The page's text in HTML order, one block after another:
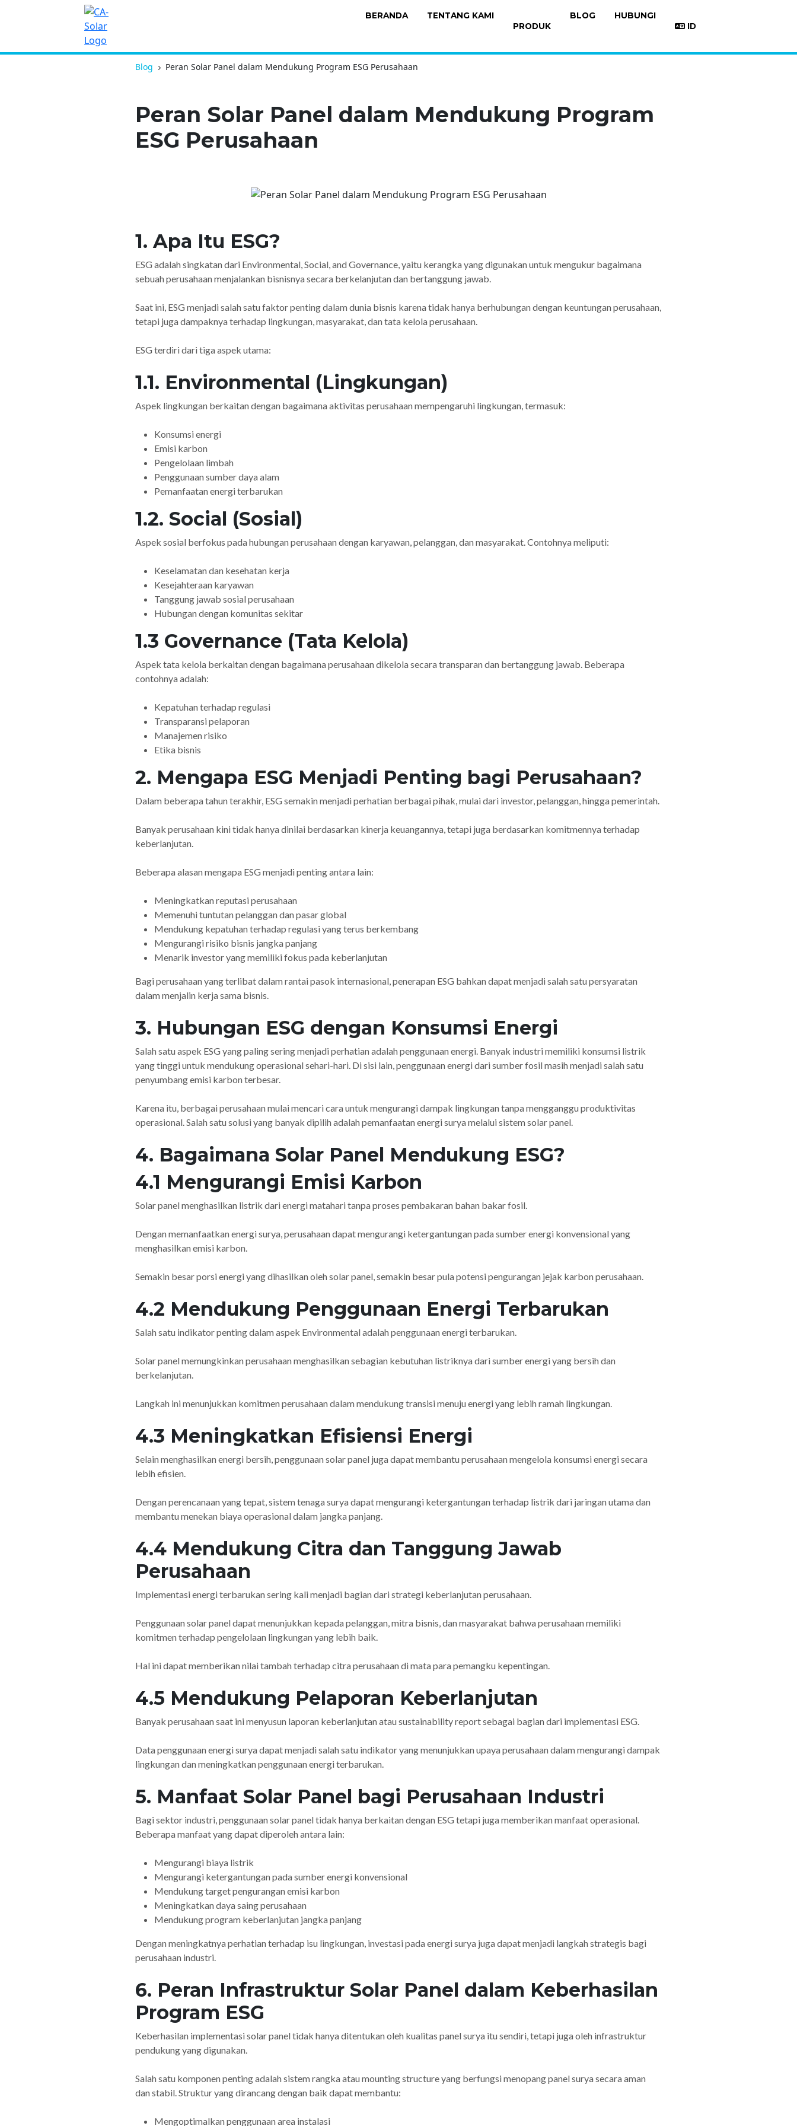
BERANDA
TENTANG KAMI
PRODUK
BLOG
HUBUNGI
ID
Blog Peran Solar Panel dalam Mendukung Program ESG Perusahaan
Peran Solar Panel dalam Mendukung Program
ESG Perusahaan
1. Apa Itu ESG?
ESG adalah singkatan dari Environmental, Social, and Governance, yaitu kerangka yang digunakan untuk mengukur bagaimana
sebuah perusahaan menjalankan bisnisnya secara berkelanjutan dan bertanggung jawab.
Saat ini, ESG menjadi salah satu faktor penting dalam dunia bisnis karena tidak hanya berhubungan dengan keuntungan perusahaan,
tetapi juga dampaknya terhadap lingkungan, masyarakat, dan tata kelola perusahaan.
ESG terdiri dari tiga aspek utama:
1.1. Environmental (Lingkungan)
Aspek lingkungan berkaitan dengan bagaimana aktivitas perusahaan mempengaruhi lingkungan, termasuk:
Konsumsi energi
Emisi karbon
Pengelolaan limbah
Penggunaan sumber daya alam
Pemanfaatan energi terbarukan
1.2. Social (Sosial)
Aspek sosial berfokus pada hubungan perusahaan dengan karyawan, pelanggan, dan masyarakat. Contohnya meliputi:
Keselamatan dan kesehatan kerja
Kesejahteraan karyawan
Tanggung jawab sosial perusahaan
Hubungan dengan komunitas sekitar
1.3 Governance (Tata Kelola)
Aspek tata kelola berkaitan dengan bagaimana perusahaan dikelola secara transparan dan bertanggung jawab. Beberapa
contohnya adalah:
Kepatuhan terhadap regulasi
Transparansi pelaporan
Manajemen risiko
Etika bisnis
2. Mengapa ESG Menjadi Penting bagi Perusahaan?
Dalam beberapa tahun terakhir, ESG semakin menjadi perhatian berbagai pihak, mulai dari investor, pelanggan, hingga pemerintah.
Banyak perusahaan kini tidak hanya dinilai berdasarkan kinerja keuangannya, tetapi juga berdasarkan komitmennya terhadap
keberlanjutan.
Beberapa alasan mengapa ESG menjadi penting antara lain:
Meningkatkan reputasi perusahaan
Memenuhi tuntutan pelanggan dan pasar global
Mendukung kepatuhan terhadap regulasi yang terus berkembang
Mengurangi risiko bisnis jangka panjang
Menarik investor yang memiliki fokus pada keberlanjutan
Bagi perusahaan yang terlibat dalam rantai pasok internasional, penerapan ESG bahkan dapat menjadi salah satu persyaratan
dalam menjalin kerja sama bisnis.
3. Hubungan ESG dengan Konsumsi Energi
Salah satu aspek ESG yang paling sering menjadi perhatian adalah penggunaan energi. Banyak industri memiliki konsumsi listrik
yang tinggi untuk mendukung operasional sehari-hari. Di sisi lain, penggunaan energi dari sumber fosil masih menjadi salah satu
penyumbang emisi karbon terbesar.
Karena itu, berbagai perusahaan mulai mencari cara untuk mengurangi dampak lingkungan tanpa mengganggu produktivitas
operasional. Salah satu solusi yang banyak dipilih adalah pemanfaatan energi surya melalui sistem solar panel.
4. Bagaimana Solar Panel Mendukung ESG?
4.1 Mengurangi Emisi Karbon
Solar panel menghasilkan listrik dari energi matahari tanpa proses pembakaran bahan bakar fosil.
Dengan memanfaatkan energi surya, perusahaan dapat mengurangi ketergantungan pada sumber energi konvensional yang
menghasilkan emisi karbon.
Semakin besar porsi energi yang dihasilkan oleh solar panel, semakin besar pula potensi pengurangan jejak karbon perusahaan.
4.2 Mendukung Penggunaan Energi Terbarukan
Salah satu indikator penting dalam aspek Environmental adalah penggunaan energi terbarukan.
Solar panel memungkinkan perusahaan menghasilkan sebagian kebutuhan listriknya dari sumber energi yang bersih dan
berkelanjutan.
Langkah ini menunjukkan komitmen perusahaan dalam mendukung transisi menuju energi yang lebih ramah lingkungan.
4.3 Meningkatkan Efisiensi Energi
Selain menghasilkan energi bersih, penggunaan solar panel juga dapat membantu perusahaan mengelola konsumsi energi secara
lebih efisien.
Dengan perencanaan yang tepat, sistem tenaga surya dapat mengurangi ketergantungan terhadap listrik dari jaringan utama dan
membantu menekan biaya operasional dalam jangka panjang.
4.4 Mendukung Citra dan Tanggung Jawab
Perusahaan
Implementasi energi terbarukan sering kali menjadi bagian dari strategi keberlanjutan perusahaan.
Penggunaan solar panel dapat menunjukkan kepada pelanggan, mitra bisnis, dan masyarakat bahwa perusahaan memiliki
komitmen terhadap pengelolaan lingkungan yang lebih baik.
Hal ini dapat memberikan nilai tambah terhadap citra perusahaan di mata para pemangku kepentingan.
4.5 Mendukung Pelaporan Keberlanjutan
Banyak perusahaan saat ini menyusun laporan keberlanjutan atau sustainability report sebagai bagian dari implementasi ESG.
Data penggunaan energi surya dapat menjadi salah satu indikator yang menunjukkan upaya perusahaan dalam mengurangi dampak
lingkungan dan meningkatkan penggunaan energi terbarukan.
5. Manfaat Solar Panel bagi Perusahaan Industri
Bagi sektor industri, penggunaan solar panel tidak hanya berkaitan dengan ESG tetapi juga memberikan manfaat operasional.
Beberapa manfaat yang dapat diperoleh antara lain:
Mengurangi biaya listrik
Mengurangi ketergantungan pada sumber energi konvensional
Mendukung target pengurangan emisi karbon
Meningkatkan daya saing perusahaan
Mendukung program keberlanjutan jangka panjang
Dengan meningkatnya perhatian terhadap isu lingkungan, investasi pada energi surya juga dapat menjadi langkah strategis bagi
perusahaan industri.
6. Peran Infrastruktur Solar Panel dalam Keberhasilan
Program ESG
Keberhasilan implementasi solar panel tidak hanya ditentukan oleh kualitas panel surya itu sendiri, tetapi juga oleh infrastruktur
pendukung yang digunakan.
Salah satu komponen penting adalah sistem rangka atau mounting structure yang berfungsi menopang panel surya secara aman
dan stabil. Struktur yang dirancang dengan baik dapat membantu:
Mengoptimalkan penggunaan area instalasi